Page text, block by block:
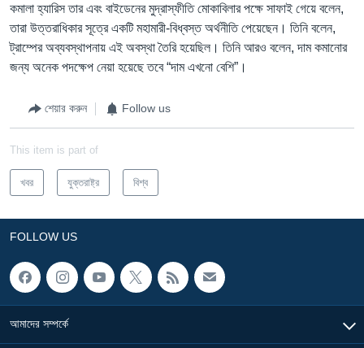
কমালা হ্যারিস তার এবং বাইডেনের মুদ্রাস্ফীতি মোকাবিলার পক্ষে সাফাই গেয়ে বলেন,
তারা উত্তরাধিকার সূত্রে একটি মহামারী-বিধ্বস্ত অর্থনীতি পেয়েছেন। তিনি বলেন,
ট্রাম্পের অব্যবস্থাপনায় এই অবস্থা তৈরি হয়েছিল। তিনি আরও বলেন, দাম কমানোর
জন্য অনেক পদক্ষেপ নেয়া হয়েছে তবে “দাম এখনো বেশি”।
শেয়ার করুন Follow us
This item is part of
খবর যুক্তরাষ্ট্র বিশ্ব
FOLLOW US
আমাদের সম্পর্কে